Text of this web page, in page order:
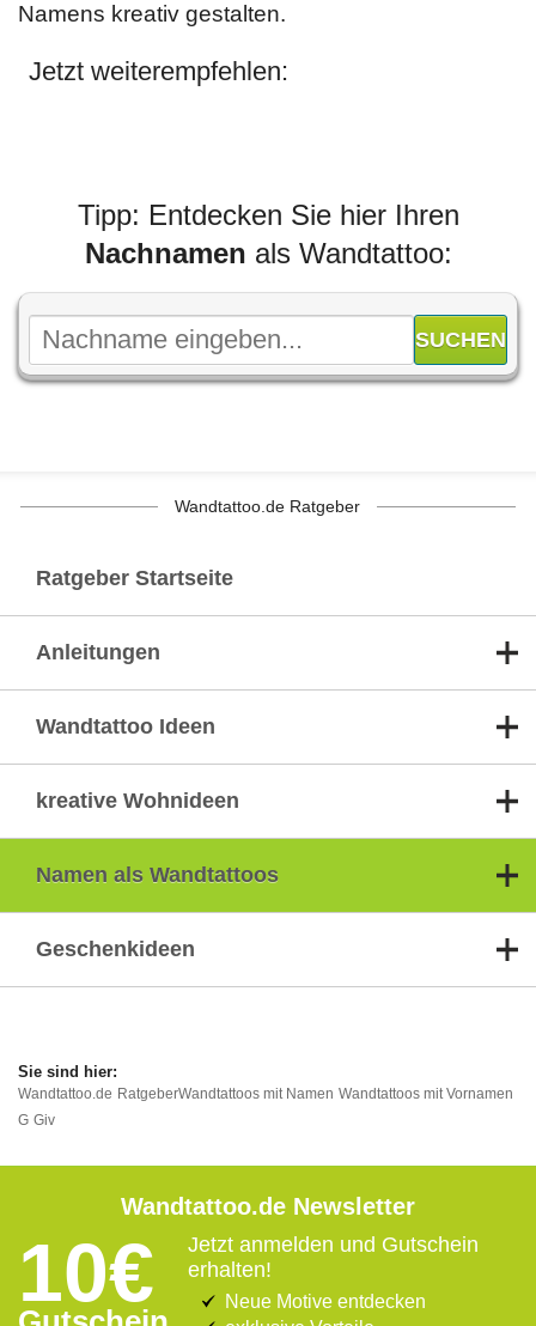
Namens kreativ gestalten.
Jetzt weiterempfehlen:
Tipp: Entdecken Sie hier Ihren
Nachnamen als Wandtattoo:
Wandtattoo.de Ratgeber
Ratgeber Startseite
Anleitungen
Wandtattoo Ideen
kreative Wohnideen
Namen als Wandtattoos
Geschenkideen
Wandtattoo.de RatgeberWandtattoos mit Namen Wandtattoos mit Vornamen
G Giv
Wandtattoo.de Newsletter
10€
Jetzt anmelden und Gutschein
erhalten!
Neue Motive entdecken